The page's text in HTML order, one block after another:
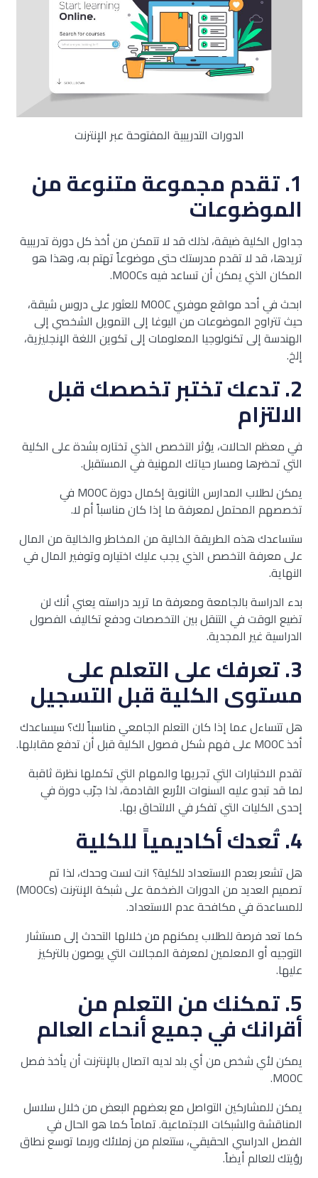
الدورات التدريبية المفتوحة عبر الإنترنت
1. تقدم مجموعة متنوعة من
الموضوعات
جداول الكلية ضيقة، لذلك قد لا تتمكن من أخذ كل دورة تدريبية
تريدها، قد لا تقدم مدرستك حتى موضوعاً تهتم به، وهذا هو
المكان الذي يمكن أن تساعد فيه MOOCs.
ابحث في أحد مواقع موفري MOOC للعثور على دروس شيقة،
حيث تتراوح الموضوعات من اليوغا إلى التمويل الشخصي إلى
الهندسة إلى تكنولوجيا المعلومات إلى تكوين اللغة الإنجليزية،
إلخ.
2. تدعك تختبر تخصصك قبل
الالتزام
في معظم الحالات، يؤثر التخصص الذي تختاره بشدة على الكلية
التي تحضرها ومسار حياتك المهنية في المستقبل.
يمكن لطلاب المدارس الثانوية إكمال دورة MOOC في
تخصصهم المحتمل لمعرفة ما إذا كان مناسباً أم لا.
ستساعدك هذه الطريقة الخالية من المخاطر والخالية من المال
على معرفة التخصص الذي يجب عليك اختياره وتوفير المال في
النهاية.
بدء الدراسة بالجامعة ومعرفة ما تريد دراسته يعني أنك لن
تضيع الوقت في التنقل بين التخصصات ودفع تكاليف الفصول
الدراسية غير المجدية.
3. تعرفك على التعلم على
مستوى الكلية قبل التسجيل
هل تتساءل عما إذا كان التعلم الجامعي مناسباً لك؟ سيساعدك
أخذ MOOC على فهم شكل فصول الكلية قبل أن تدفع مقابلها.
تقدم الاختبارات التي تجريها والمهام التي تكملها نظرة ثاقبة
لما قد تبدو عليه السنوات الأربع القادمة، لذا جرّب دورة في
إحدى الكليات التي تفكر في الالتحاق بها.
4. تُعدك أكاديمياً للكلية
هل تشعر بعدم الاستعداد للكلية؟ انت لست وحدك، لذا تم
تصميم العديد من الدورات الضخمة على شبكة الإنترنت (MOOCs)
للمساعدة في مكافحة عدم الاستعداد.
كما تعد فرصة للطلاب يمكنهم من خلالها التحدث إلى مستشار
التوجيه أو المعلمين لمعرفة المجالات التي يوصون بالتركيز
عليها.
5. تمكنك من التعلم من
أقرانك في جميع أنحاء العالم
يمكن لأي شخص من أي بلد لديه اتصال بالإنترنت أن يأخذ فصل
MOOC.
يمكن للمشاركين التواصل مع بعضهم البعض من خلال سلاسل
المناقشة والشبكات الاجتماعية. تماماً كما هو الحال في
الفصل الدراسي الحقيقي، ستتعلم من زملائك وربما توسع نطاق
رؤيتك للعالم أيضاً.